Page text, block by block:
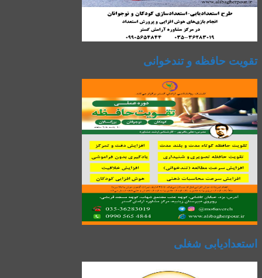
تقویت حافظه و تندخوانی
استعدادیابی شغلی